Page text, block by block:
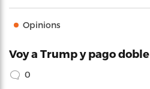
Opinions
Voy a Trump y pago doble
0